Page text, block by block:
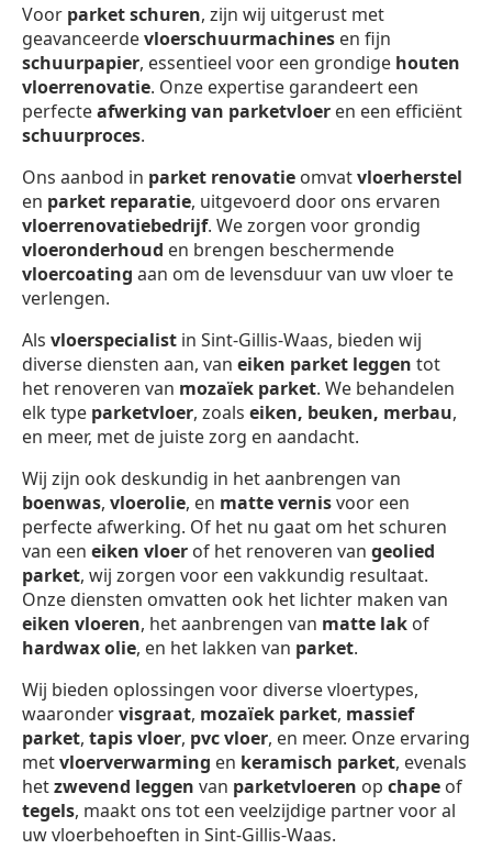
Voor parket schuren, zijn wij uitgerust met
geavanceerdevloerschuurmachines en fijn
schuurpapier, essentieel voor een grondige houten
vloerrenovatie. Onze expertise garandeert een
perfecteafwerking van parketvloer en een efficiënt
schuurproces.
Ons aanbod in parket renovatie omvatvloerherstel
en parket reparatie, uitgevoerd door ons ervaren
vloerrenovatiebedrijf. We zorgen voor grondig
vloeronderhoud en brengen beschermende
vloercoating aan om de levensduur van uw vloer te
verlengen.
Als vloerspecialist in Sint-Gillis-Waas, bieden wij
diverse diensten aan, van eiken parket leggen tot
het renoveren van mozaïek parket. We behandelen
elk type parketvloer, zoals eiken, beuken, merbau,
en meer, met de juiste zorg en aandacht.
Wij zijn ook deskundig in het aanbrengen van
boenwas, vloerolie, en matte vernisvoor een
perfecte afwerking. Of het nu gaat om het schuren
van een eiken vloer of het renoveren van geolied
parket, wij zorgen voor een vakkundig resultaat.
Onze diensten omvatten ook het lichter maken van
eiken vloeren, het aanbrengen van matte lak of
hardwax olie, en het lakken van parket.
Wij bieden oplossingen voor diverse vloertypes,
waarondervisgraat, mozaïek parket, massief
parket, tapis vloer, pvc vloer, en meer. Onze ervaring
metvloerverwarming en keramisch parket, evenals
hetzwevend leggen van parketvloeren op chape of
tegels, maakt ons tot een veelzijdige partner voor al
uw vloerbehoeften in Sint-Gillis-Waas.